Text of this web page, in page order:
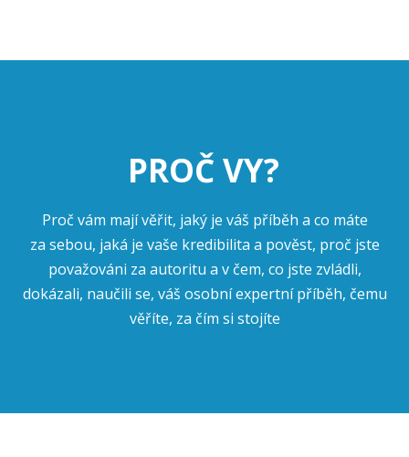
PROČ VY?
Proč vám mají věřit, jaký je váš příběh a co máte
za sebou, jaká je vaše kredibilita a pověst, proč jste
považováni za autoritu a v čem, co jste zvládli,
dokázali, naučili se, váš osobní expertní příběh, čemu
věříte, za čím si stojíte